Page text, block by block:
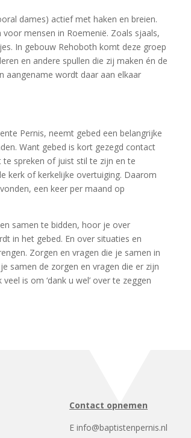
dames) actief met haken en breien.
mensen in Roemenië. Zoals sjaals,
In gebouw Rehoboth komt deze groep
en andere spullen die zij maken én de
aangename wordt daar aan elkaar
Pernis, neemt gebed een belangrijke
Want gebed is kort gezegd contact
spreken of juist stil te zijn en te
kerk of kerkelijke overtuiging. Daarom
een keer per maand op
samen te bidden, hoor je over
in het gebed. En over situaties en
Zorgen en vragen die je samen in
samen de zorgen en vragen die er zijn
is om ‘dank u wel’ over te zeggen
Contact opnemen
E info@baptistenpernis.nl